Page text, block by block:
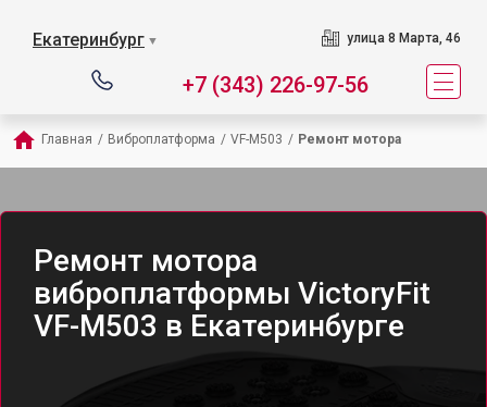
Екатеринбург ▼ улица 8 Марта, 46
+7 (343) 226-97-56
Главная / Виброплатформа / VF-M503 / Ремонт мотора
Ремонт мотора
виброплатформы VictoryFit
VF-M503 в Екатеринбурге